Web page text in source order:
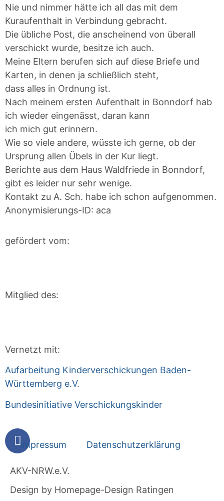
Nie und nimmer hätte ich all das mit dem
Kuraufenthalt in Verbindung gebracht.
Die übliche Post, die anscheinend von überall
verschickt wurde, besitze ich auch.
Meine Eltern berufen sich auf diese Briefe und
Karten, in denen ja schließlich steht,
dass alles in Ordnung ist.
Nach meinem ersten Aufenthalt in Bonndorf hab
ich wieder eingenässt, daran kann
ich mich gut erinnern.
Wie so viele andere, wüsste ich gerne, ob der
Ursprung allen Übels in der Kur liegt.
Berichte aus dem Haus Waldfriede in Bonndorf,
gibt es leider nur sehr wenige.
Kontakt zu A. Sch. habe ich schon aufgenommen.
Anonymisierungs-ID: aca
gefördert vom:
Mitglied des:
Vernetzt mit:
Aufarbeitung Kinderverschickungen Baden-
Württemberg e.V.
Bundesinitiative Verschickungskinder
Impressum Datenschutzerklärung
AKV-NRW.e.V.
Design by Homepage-Design Ratingen